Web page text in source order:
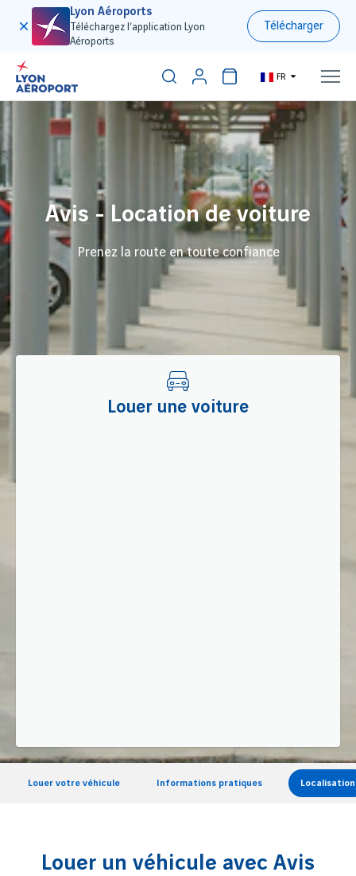
Lyon Aéroports
Téléchargez l’application Lyon
Aéroports
Télécharger
FR
Avis - Location de voiture
Prenez la route en toute confiance
Louer une voiture
Louer votre véhicule Informations pratiques Localisation
Louer un véhicule avec Avis